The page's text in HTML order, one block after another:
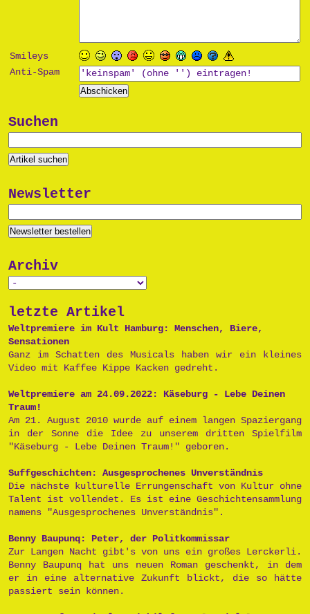
Smileys
Anti-Spam
Suchen
Newsletter
Archiv
letzte Artikel
Weltpremiere im Kult Hamburg: Menschen, Biere,
Sensationen
Ganz im Schatten des Musicals haben wir ein kleines
Video mit Kaffee Kippe Kacken gedreht.
Weltpremiere am 24.09.2022: Käseburg - Lebe Deinen
Traum!
Am 21. August 2010 wurde auf einem langen Spaziergang
in der Sonne die Idee zu unserem dritten Spielfilm
"Käseburg - Lebe Deinen Traum!" geboren.
Suffgeschichten: Ausgesprochenes Unverständnis
Die nächste kulturelle Errungenschaft von Kultur ohne
Talent ist vollendet. Es ist eine Geschichtensammlung
namens "Ausgesprochenes Unverständnis".
Benny Baupunq: Peter, der Politkommissar
Zur Langen Nacht gibt's von uns ein großes Lerckerli.
Benny Baupunq hat uns neuen Roman geschenkt, in dem
er in eine alternative Zukunft blickt, die so hätte
passiert sein können.